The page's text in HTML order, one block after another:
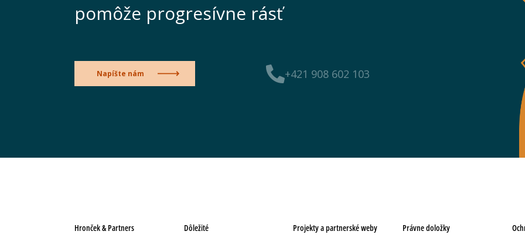
pomôže progresívne rásť
+421 908 602 103
Napíšte nám
Hronček & Partners Dôležité Projekty a partnerské weby Právne doložky